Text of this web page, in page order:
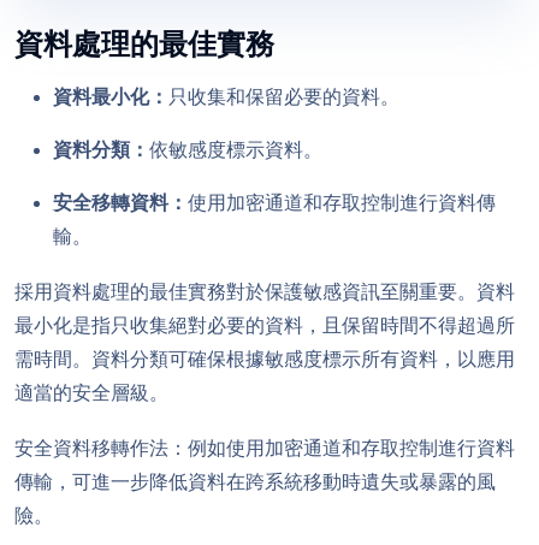
資料處理的最佳實務
資料最小化： 只收集和保留必要的資料。
資料分類： 依敏感度標示資料。
安全移轉資料： 使用加密通道和存取控制進行資料傳
輸。
採用資料處理的最佳實務對於保護敏感資訊至關重要。資料
最小化是指只收集絕對必要的資料，且保留時間不得超過所
需時間。資料分類可確保根據敏感度標示所有資料，以應用
適當的安全層級。
安全資料移轉作法：例如使用加密通道和存取控制進行資料
傳輸，可進一步降低資料在跨系統移動時遺失或暴露的風
險。